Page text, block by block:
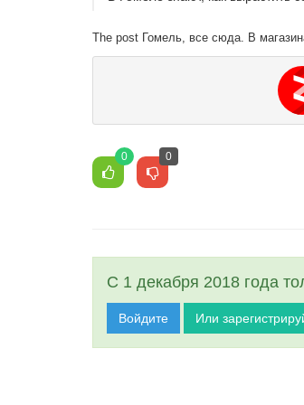
The post Гомель, все сюда. В
0 0
С 1 декабря 2018 года
Войдите Или